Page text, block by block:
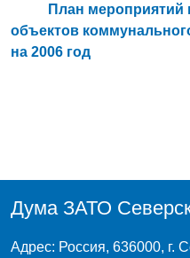
План мероприятий
объектов
на 2006 год
Дума ЗАТО
Адрес: Россия, 636000, г.